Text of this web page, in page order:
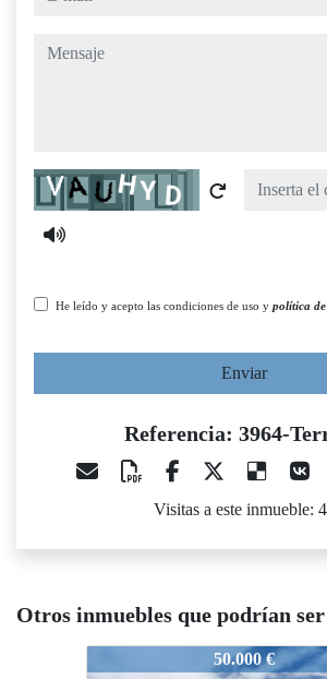
mensaje
Captcha
He leído y acepto las condiciones de uso y política
Enviar
Referencia: 3964-
Visitas a este inmueble:
Otros inmuebles que podrían
50.000 €
3964-Terreno